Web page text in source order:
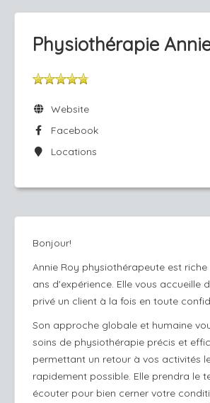
Physiothérapie
Website
Facebook
Locations
Bonjour!
Annie Roy physiothérapeute est
ans d'expérience. Elle vous accueille
privé un client à la fois en toute
Son approche globale et humaine
soins de physiothérapie précis et
permettant un retour à vos activités
rapidement possible. Elle prendra le
écouter pour bien cerner votre